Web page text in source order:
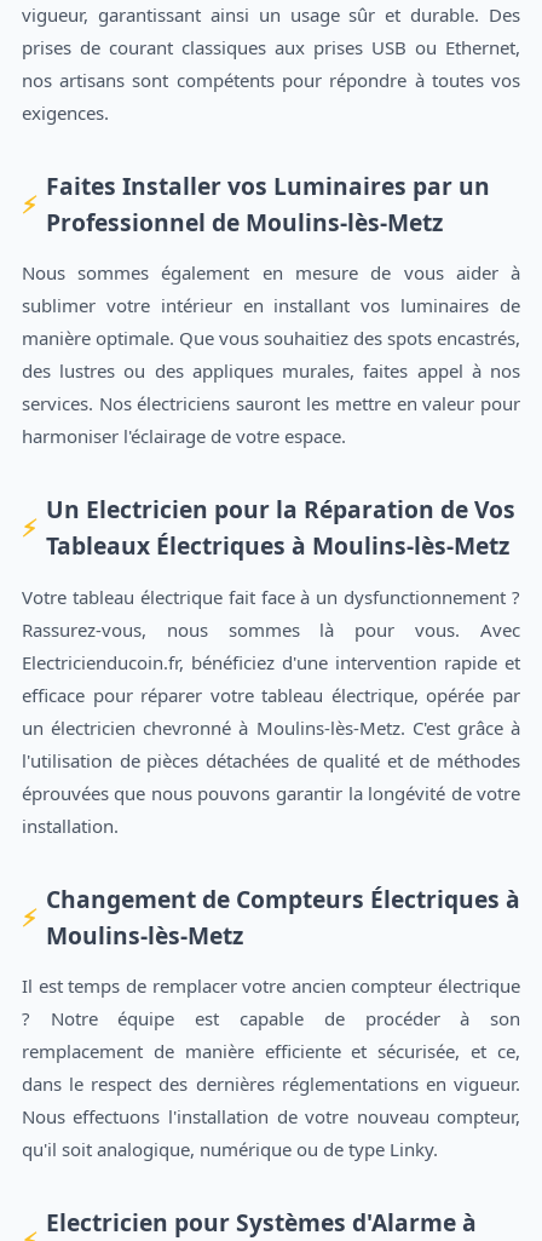
vigueur, garantissant ainsi un usage sûr et durable. Des
prises de courant classiques aux prises USB ou Ethernet,
nos artisans sont compétents pour répondre à toutes vos
exigences.
Faites Installer vos Luminaires par un
Professionnel de Moulins-lès-Metz
Nous sommes également en mesure de vous aider à
sublimer votre intérieur en installant vos luminaires de
manière optimale. Que vous souhaitiez des spots encastrés,
des lustres ou des appliques murales, faites appel à nos
services. Nos électriciens sauront les mettre en valeur pour
harmoniser l'éclairage de votre espace.
Un Electricien pour la Réparation de Vos
Tableaux Électriques à Moulins-lès-Metz
Votre tableau électrique fait face à un dysfunctionnement ?
Rassurez-vous, nous sommes là pour vous. Avec
Electricienducoin.fr, bénéficiez d'une intervention rapide et
efficace pour réparer votre tableau électrique, opérée par
un électricien chevronné à Moulins-lès-Metz. C'est grâce à
l'utilisation de pièces détachées de qualité et de méthodes
éprouvées que nous pouvons garantir la longévité de votre
installation.
Changement de Compteurs Électriques à
Moulins-lès-Metz
Il est temps de remplacer votre ancien compteur électrique
? Notre équipe est capable de procéder à son
remplacement de manière efficiente et sécurisée, et ce,
dans le respect des dernières réglementations en vigueur.
Nous effectuons l'installation de votre nouveau compteur,
qu'il soit analogique, numérique ou de type Linky.
Electricien pour Systèmes d'Alarme à